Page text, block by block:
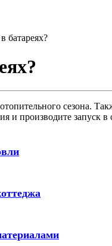
батареях?
сезона.
производите запуск